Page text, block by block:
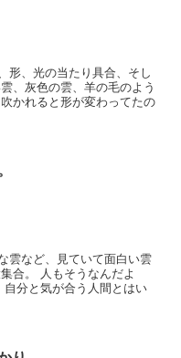
形、光の当たり具合、そし
、灰色の雲、羊の毛のよう
かれると形が変わってたの
雲など、見ていて面白い雲
合。 人もそうなんだよ
分と気が合う人間とはい